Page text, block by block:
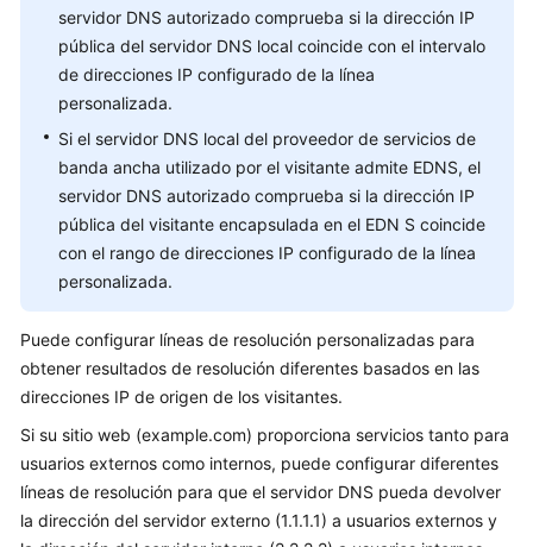
Registros
Resolución
inteligente
Descripción
Configuración
líneas
de
líneas
de
región
servidor DNS autorizado comprueba si la dirección IP
pública del servidor DNS local coincide con el intervalo
de direcciones IP configurado de la línea
personalizada.
Si el servidor DNS local del proveedor de servicios de
banda ancha utilizado por el visitante admite EDNS, el
servidor DNS autorizado comprueba si la dirección IP
pública del visitante encapsulada en el EDN S coincide
con el rango de direcciones IP configurado de la línea
personalizada.
Puede configurar líneas de resolución personalizadas para
obtener resultados de resolución diferentes basados en las
direcciones IP de origen de los visitantes.
Si su sitio web (example.com) proporciona servicios tanto para
usuarios externos como internos, puede configurar diferentes
líneas de resolución para que el servidor DNS pueda devolver
la dirección del servidor externo (1.1.1.1) a usuarios externos y